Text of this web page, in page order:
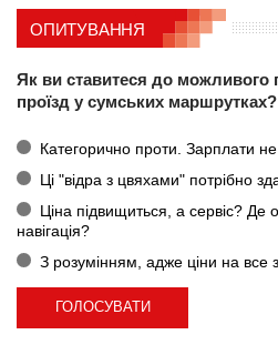
ОПИТУВАННЯ
Як ви ставитеся до можливого
проїзд у сумських маршрутках?
Категорично проти. Зарплати
Ці "відра з цвяхами" потрібно
Ціна підвищиться, а сервіс? Де
навігація?
З розумінням, адже ціни на все